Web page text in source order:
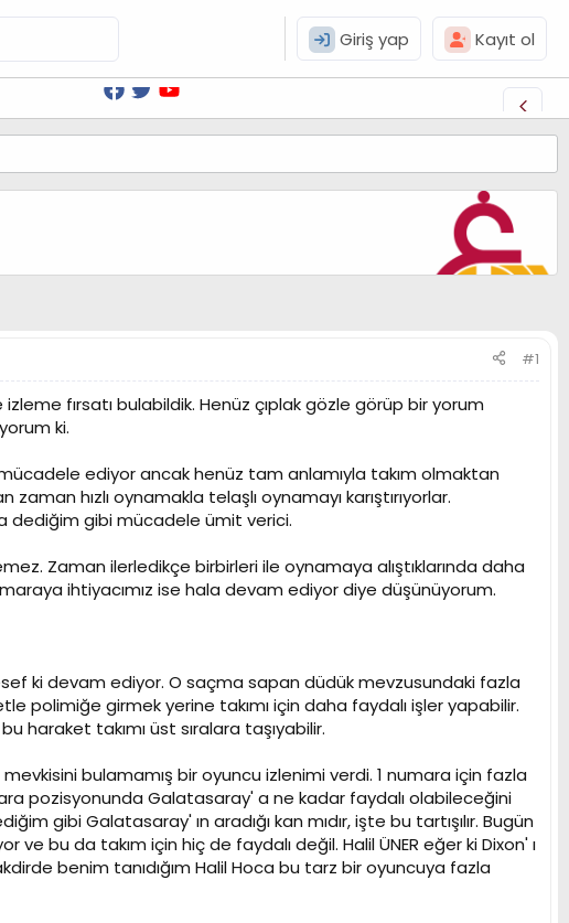
Giriş yap Kayıt ol
#1
fırsatı bulabildik. Henüz çıplak gözle görüp bir yorum
ki.
ediyor ancak henüz tam anlamıyla takım olmaktan
hızlı oynamakla telaşlı oynamayı karıştırıyorlar.
dediğim gibi mücadele ümit verici.
Zaman ilerledikçe birbirleri ile oynamaya alıştıklarında daha
ihtiyacımız ise hala devam ediyor diye düşünüyorum.
ki devam ediyor. O saçma sapan düdük mevzusundaki fazla
polimiğe girmek yerine takımı için daha faydalı işler yapabilir.
haraket takımı üst sıralara taşıyabilir.
bulamamış bir oyuncu izlenimi verdi. 1 numara için fazla
pozisyonunda Galatasaray' a ne kadar faydalı olabileceğini
gibi Galatasaray' ın aradığı kan mıdır, işte bu tartışılır. Bugün
bu da takım için hiç de faydalı değil. Halil ÜNER eğer ki Dixon' ı
benim tanıdığım Halil Hoca bu tarz bir oyuncuya fazla